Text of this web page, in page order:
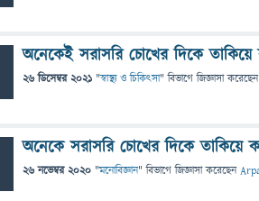
অনেকেই সরাসরি চোখের দিকে
26 ডিসেম্বর 2021 "স্বাস্থ্য ও চিকিৎসা" বিভাগে জিজ্ঞাসাকরেছেন
অনেকে সরাসরি চোখের দিকে তাকিয়ে
26 নভেম্বর 2020 "মনোবিজ্ঞান" বিভাগে জিজ্ঞাসাকরেছেন